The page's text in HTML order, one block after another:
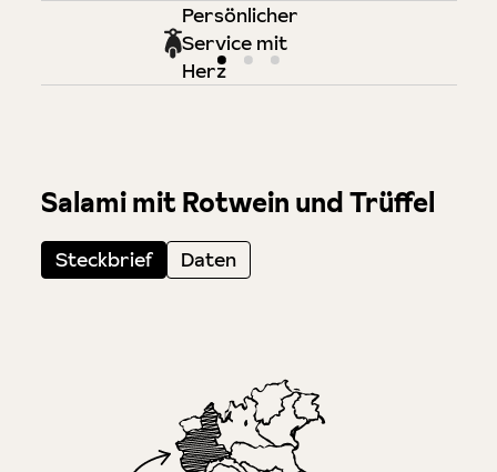
Persönlicher
Service mit
Herz
Salami mit Rotwein und Trüffel
Steckbrief Daten